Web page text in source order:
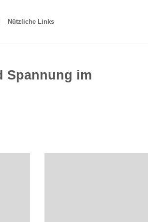
Nützliche Links
Spannung im